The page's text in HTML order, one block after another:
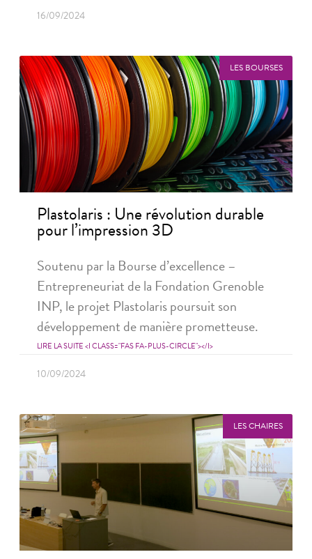
16/09/2024
LES BOURSES
Plastolaris : Une révolution durable
pour l’impression 3D
Soutenu par la Bourse d’excellence –
Entrepreneuriat de la Fondation Grenoble
INP, le projet Plastolaris poursuit son
développement de manière prometteuse.
LIRE LA SUITE <I CLASS="FAS FA-PLUS-CIRCLE"></I>
10/09/2024
LES CHAIRES